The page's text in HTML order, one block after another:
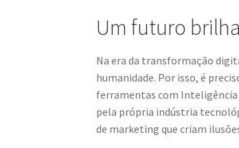
Um futuro
Na era da transformação
humanidade. Por isso, é
ferramentas com
pela própria indústria
de marketing que criam